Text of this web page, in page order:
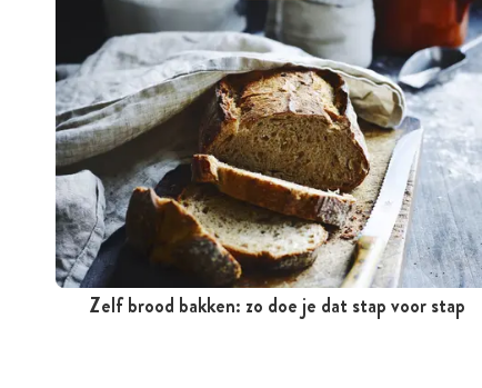
Zelf brood bakken: zo doe je dat stap voor stap